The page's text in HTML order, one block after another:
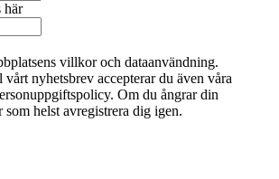
här
villkor och dataanvändning.
nyhetsbrev accepterar du även våra
Om du ångrar din
helst avregistrera dig igen.